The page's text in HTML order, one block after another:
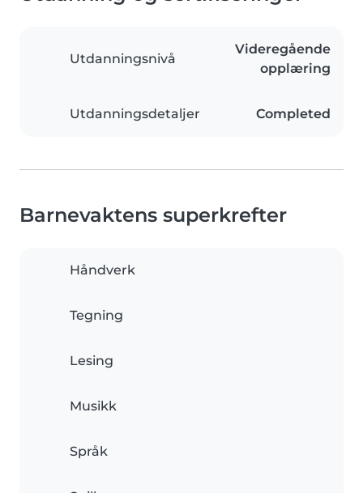
Utdanningsnivå
Videregående
opplæring
Utdanningsdetaljer Completed
Barnevaktens superkrefter
Håndverk
Tegning
Lesing
Musikk
Språk